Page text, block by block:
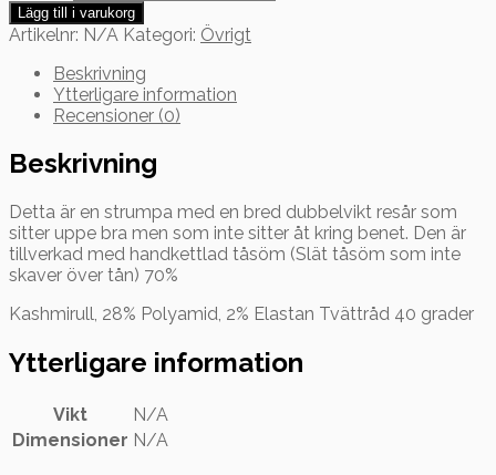
Lägg till i varukorg
Artikelnr: N/A Kategori: Övrigt
Beskrivning
Ytterligare information
Recensioner (0)
Beskrivning
Detta är en strumpa med en bred dubbelvikt resår som
sitter uppe bra men som inte sitter åt kring benet. Den är
tillverkad med handkettlad tåsöm (Slät tåsöm som inte
skaver över tån) 70%
Kashmirull, 28% Polyamid, 2% Elastan Tvättråd 40 grader
Ytterligare information
Vikt
N/A
Dimensioner N/A